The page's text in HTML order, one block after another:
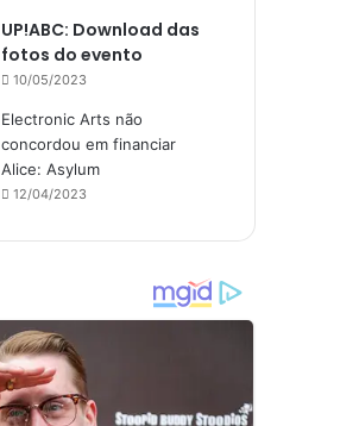
UP!ABC: Download das
fotos do evento
10/05/2023
Electronic Arts não
concordou em financiar
Alice: Asylum
12/04/2023